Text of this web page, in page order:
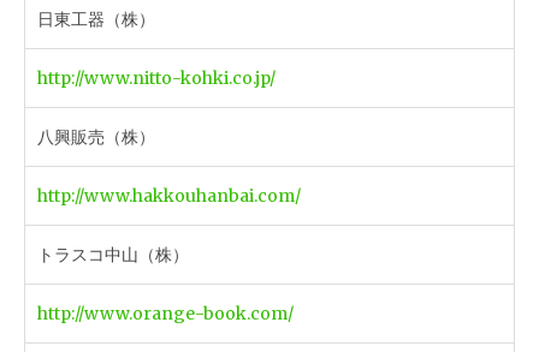
日東工器（株）
http://www.nitto-kohki.co.jp/
八興販売（株）
http://www.hakkouhanbai.com/
トラスコ中山（株）
http://www.orange-book.com/